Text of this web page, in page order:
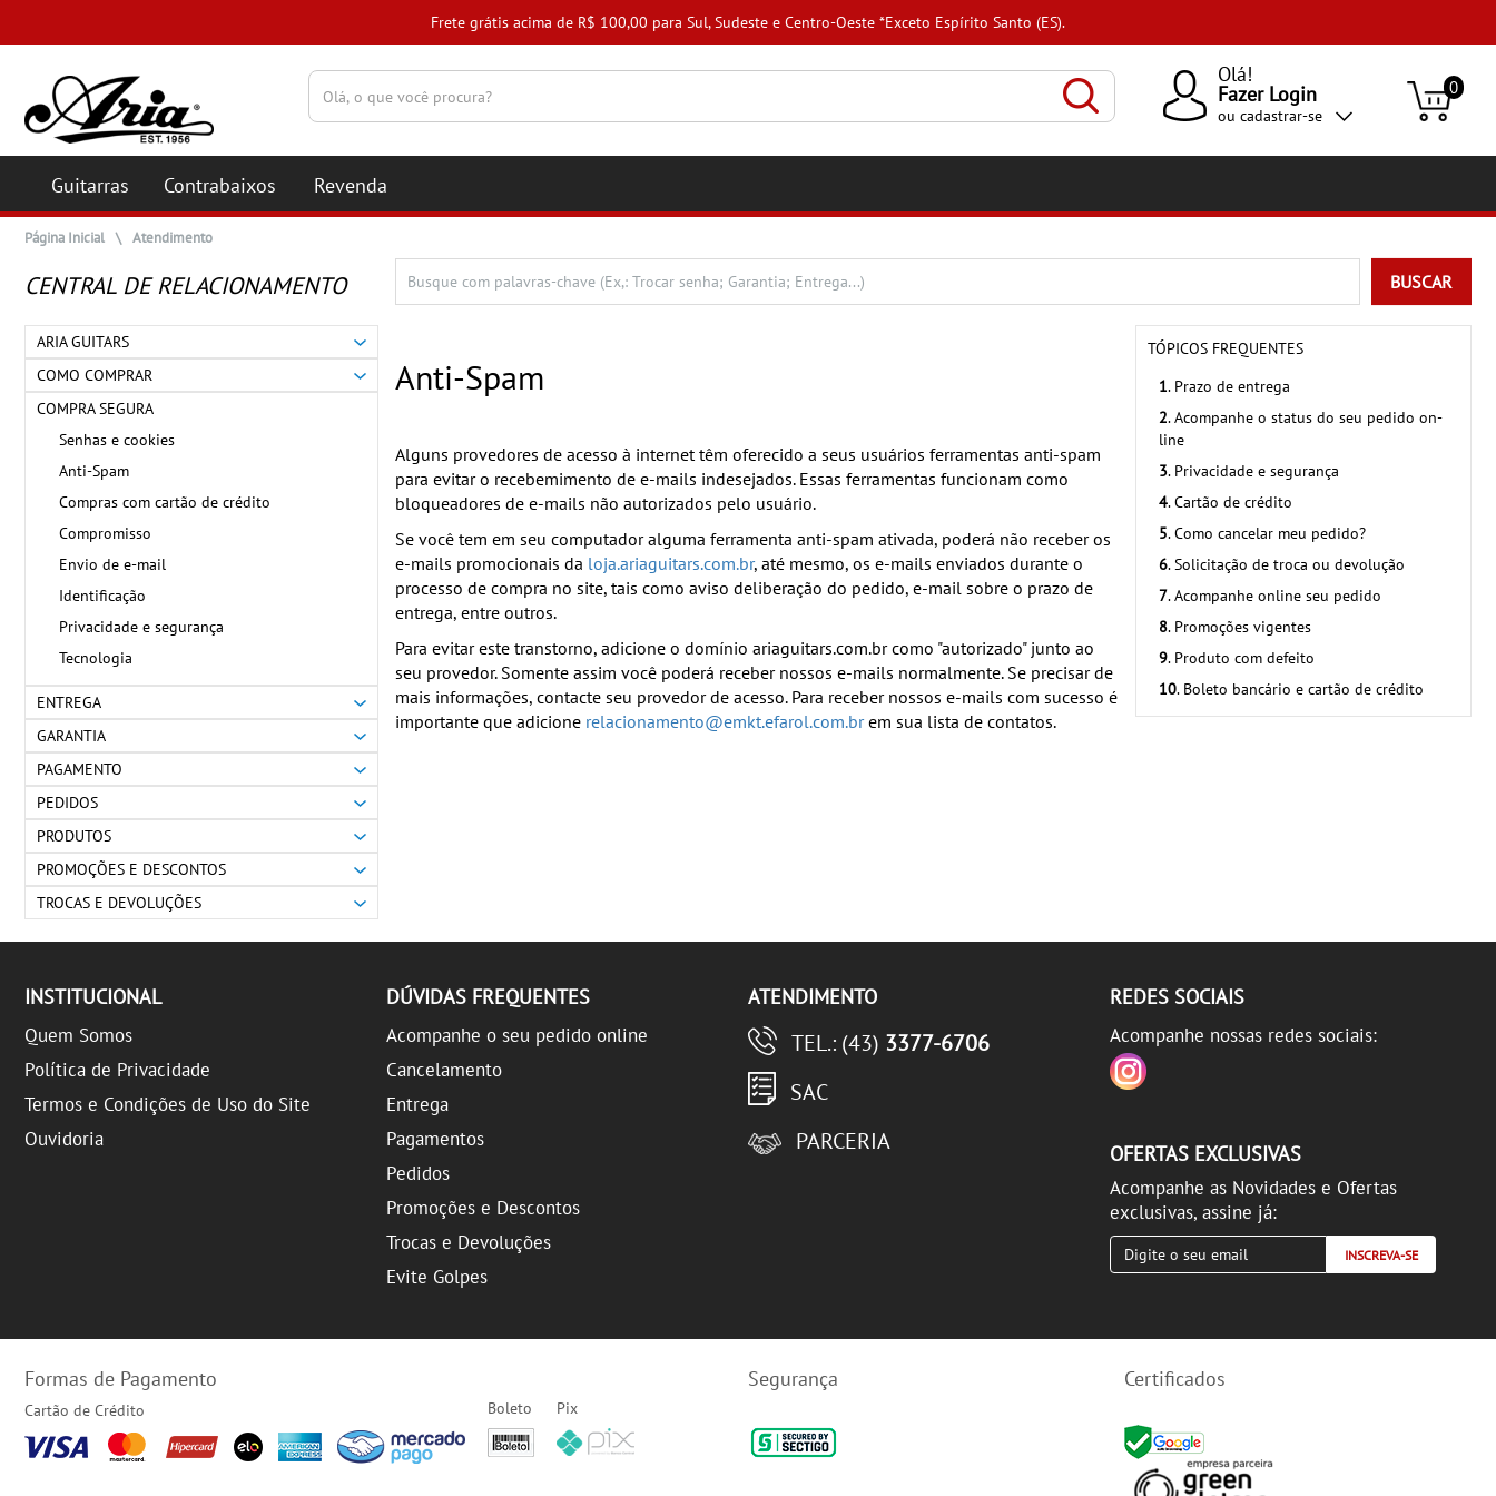
Frete grátis acima de R$ 100,00 para Sul, Sudeste e Centro-Oeste *Exceto Espírito Santo (ES).
Olá!
Fazer Login
ou cadastrar-se
0
Guitarras Contrabaixos Revenda
Página Inicial \ Atendimento
CENTRAL DE RELACIONAMENTO BUSCAR
ARIA GUITARS
COMO COMPRAR
COMPRA SEGURA
Senhas e cookies
Anti-Spam
Compras com cartão de crédito
Compromisso
Envio de e-mail
Identificação
Privacidade e segurança
Tecnologia
ENTREGA
GARANTIA
PAGAMENTO
PEDIDOS
PRODUTOS
PROMOÇÕES E DESCONTOS
TROCAS E DEVOLUÇÕES
Anti-Spam
Alguns provedores de acesso à internet têm oferecido a seus usuários ferramentas anti-spam
para evitar o recebemimento de e-mails indesejados. Essas ferramentas funcionam como
bloqueadores de e-mails não autorizados pelo usuário.
Se você tem em seu computador alguma ferramenta anti-spam ativada, poderá não receber os
e-mails promocionais da loja.ariaguitars.com.br, até mesmo, os e-mails enviados durante o
processo de compra no site, tais como aviso deliberação do pedido, e-mail sobre o prazo de
entrega, entre outros.
Para evitar este transtorno, adicione o domínio ariaguitars.com.br como "autorizado" junto ao
seu provedor. Somente assim você poderá receber nossos e-mails normalmente. Se precisar de
mais informações, contacte seu provedor de acesso. Para receber nossos e-mails com sucesso é
importante que adicione relacionamento@emkt.efarol.com.brem sua lista de contatos.
TÓPICOS FREQUENTES
1. Prazo de entrega
2. Acompanhe o status do seu pedido on-
line
3. Privacidade e segurança
4. Cartão de crédito
5. Como cancelar meu pedido?
6. Solicitação de troca ou devolução
7. Acompanhe online seu pedido
8. Promoções vigentes
9. Produto com defeito
10. Boleto bancário e cartão de crédito
INSTITUCIONAL
Quem Somos
Política de Privacidade
Termos e Condições de Uso do Site
Ouvidoria
DÚVIDAS FREQUENTES
Acompanhe o seu pedido online
Cancelamento
Entrega
Pagamentos
Pedidos
Promoções e Descontos
Trocas e Devoluções
Evite Golpes
ATENDIMENTO
TEL.: (43) 3377-6706
SAC
PARCERIA
REDES SOCIAIS
Acompanhe nossas redes sociais:
OFERTAS EXCLUSIVAS
Acompanhe as Novidades e Ofertas
exclusivas, assine já:
INSCREVA-SE
Formas de Pagamento
Cartão de Crédito Boleto Pix
Segurança Certificados